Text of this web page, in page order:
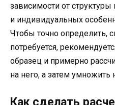
зависимости от
и индивидуальных
Чтобы точно определить,
потребуется,
образец и примерно
на него, а затем умножить
Как сделать